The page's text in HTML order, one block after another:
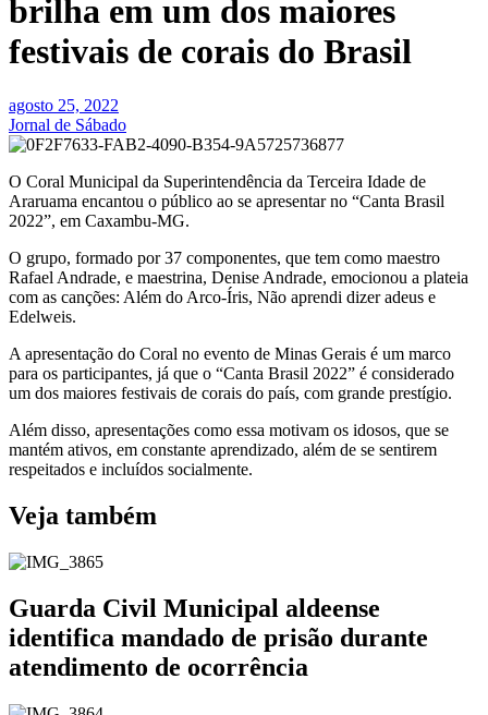
brilha em um dos maiores
festivais de corais do Brasil
agosto 25, 2022
Jornal de Sábado
O Coral Municipal da Superintendência da Terceira Idade de
Araruama encantou o público ao se apresentar no “Canta Brasil
2022”, em Caxambu-MG.
O grupo, formado por 37 componentes, que tem como maestro
Rafael Andrade, e maestrina, Denise Andrade, emocionou a plateia
com as canções: Além do Arco-Íris, Não aprendi dizer adeus e
Edelweis.
A apresentação do Coral no evento de Minas Gerais é um marco
para os participantes, já que o “Canta Brasil 2022” é considerado
um dos maiores festivais de corais do país, com grande prestígio.
Além disso, apresentações como essa motivam os idosos, que se
mantém ativos, em constante aprendizado, além de se sentirem
respeitados e incluídos socialmente.
Veja também
Guarda Civil Municipal aldeense
identifica mandado de prisão durante
atendimento de ocorrência